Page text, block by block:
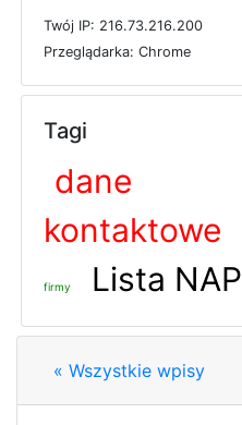
Twój IP: 216.73.216.200
Przeglądarka: Chrome
Tagi
dane
kontaktowe
firmy Lista NAP
« Wszystkie wpisy